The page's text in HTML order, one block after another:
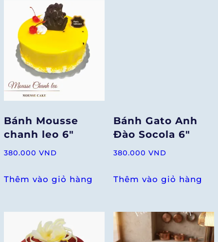
Bánh Mousse
chanh leo 6″
380.000 VND
Thêm vào giỏ hàng
Bánh Gato Anh
Đào Socola 6″
380.000 VND
Thêm vào giỏ hàng